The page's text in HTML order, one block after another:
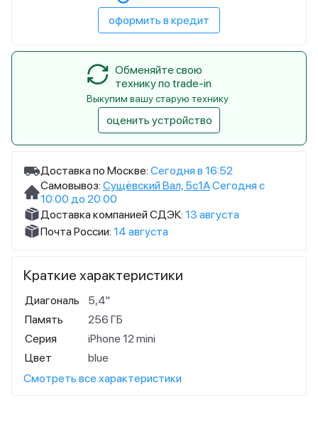
Доставка по Москве: Сегодня в 16:52
Самовывоз: Сущёвский Вал, 5с1АСегодня с
10:00 до 20:00
Доставка компанией СДЭК: 13 августа
Почта России: 14 августа
Краткие характеристики
Диагональ
5,4"
Память
256 ГБ
Серия
iPhone 12 mini
Цвет
blue
Смотреть все характеристики
оформить в кредит
Обменяйте свою
технику по trade-in
Выкупим вашу старую технику
оценить устройство